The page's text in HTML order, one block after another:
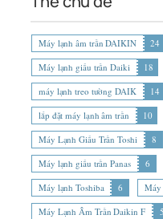
Máy lạnh âm trần DAIKIN 24
Máy lạnh giấu trần Daiki
18
máy lạnh treo tường DAIK
14
lắp đặt máy lạnh âm trần
10
Máy Lạnh Giấu Trần Toshi
8
Máy lạnh giấu trần Panas
6
Máy lạnh Toshiba
6
Máy Lạnh Âm Trần Daikin F
5